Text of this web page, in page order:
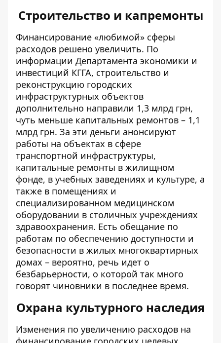
Строительство и капремонты
Финансирование «любимой» сферы
расходов решено увеличить. По
информации Департамента экономики и
инвестиций КГГА, строительство и
реконструкцию городских
инфраструктурных объектов
дополнительно направили 1,3 млрд грн,
чуть меньше капитальных ремонтов – 1,1
млрд грн. За эти деньги анонсируют
работы на объектах в сфере
транспортной инфраструктуры,
капитальные ремонты в жилищном
фонде, в учебных заведениях и культуре, а
также в помещениях и
специализированном медицинском
оборудовании в столичных учреждениях
здравоохранения. Есть обещание по
работам по обеспечению доступности и
безопасности в жилых многоквартирных
домах – вероятно, речь идет о
безбарьерности, о которой так много
говорят чиновники в последнее время.
Охрана культурного наследия
Изменения по увеличению расходов на